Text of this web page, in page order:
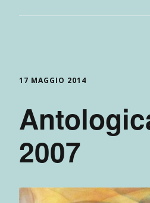
17 MAGGIO 2014
2007